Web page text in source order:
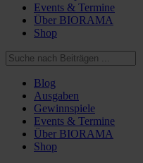
Events & Termine
Über BIORAMA
Shop
Blog
Ausgaben
Gewinnspiele
Events & Termine
Über BIORAMA
Shop